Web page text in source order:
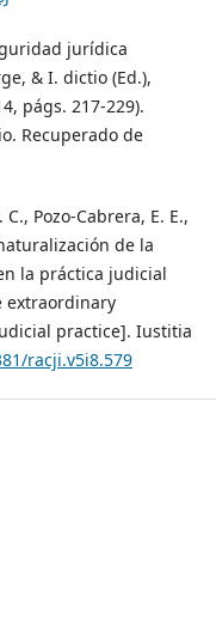
jurídica
& I. dictio (Ed.),
págs. 217-229).
Recuperado de
Pozo-Cabrera, E. E.,
de la
la práctica judicial
extraordinary
practice]. Iustitia
racji.v5i8.579